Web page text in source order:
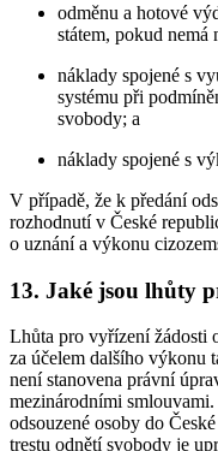
odměnu a hotové
státem, pokud nemá
náklady spojené s
systému při
svobody; a
náklady spojené s
V případě, že k předání
rozhodnutí v České
o uznání a výkonu
13. Jaké jsou lhůty
Lhůta pro vyřízení žádosti
za účelem dalšího výkonu
není stanovena právní
mezinárodními
odsouzené osoby do
trestu odnětí svobody je